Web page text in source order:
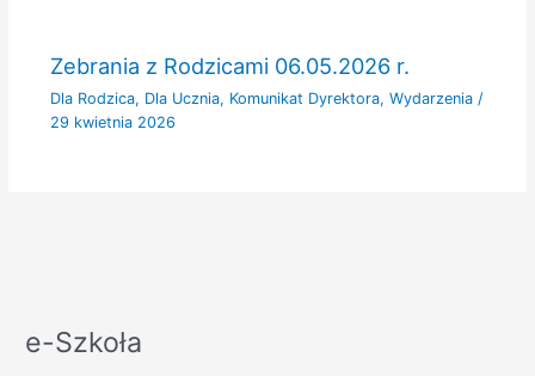
Zebrania z Rodzicami 06.05.2026 r.
Dla Rodzica, Dla Ucznia, Komunikat Dyrektora, Wydarzenia/
29 kwietnia 2026
e-Szkoła